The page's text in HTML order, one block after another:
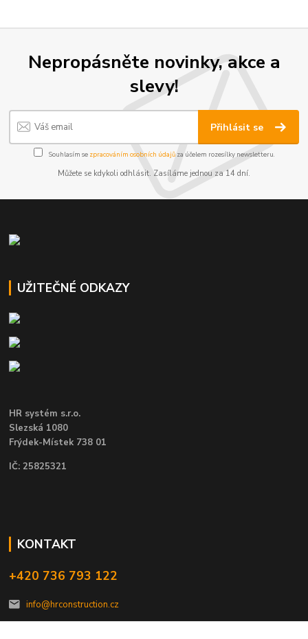
Nepropásněte novinky, akce a
slevy!
Přihlásit se
Souhlasím se zpracováním osobních údajůza účelem rozesílky newsletteru.
Můžete se kdykoli odhlásit. Zasíláme jednou za 14 dní.
UŽITEČNÉ ODKAZY
HR systém s.r.o.
Slezská 1080
Frýdek-Místek 738 01
IČ: 25825321
KONTAKT
+420 736 793 122
info@hrconstruction.cz